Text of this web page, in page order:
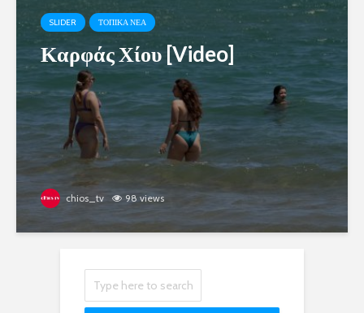
SLIDER ΤΟΠΙΚΑ ΝΕΑ
Καρφάς Χίου [Video]
chios_tv 98 views